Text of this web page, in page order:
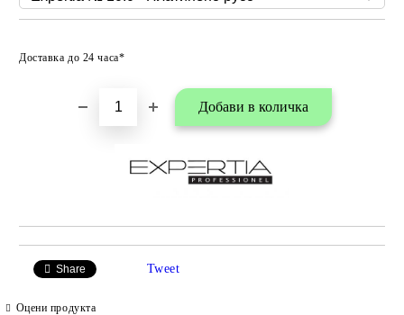
Доставка до 24 часа*
Share Tweet
Оцени продукта